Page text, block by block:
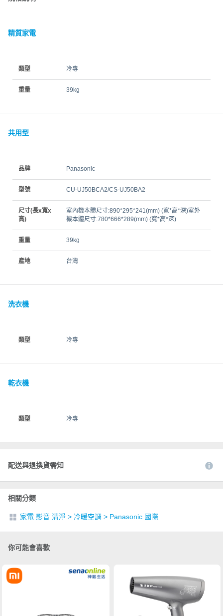
精質家電
類型 冷專
重量 39kg
共用型
品牌 Panasonic
型號 CU-UJ50BCA2/CS-UJ50BA2
尺寸(長x寬x
高)
室內機本體尺寸:890*295*241(mm) (寬*高*深)室外
機本體尺寸:780*666*289(mm) (寬*高*深)
重量 39kg
產地 台灣
洗衣機
類型 冷專
乾衣機
類型 冷專
配送與退換貨需知
相關分類
家電 影音 清淨 > 冷暖空調 > Panasonic 國際
你可能會喜歡